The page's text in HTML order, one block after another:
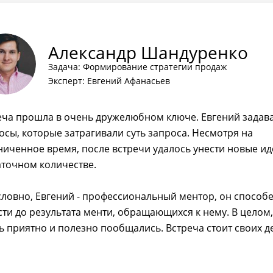
Александр Шандуренко
Задача: Формирование стратегии продаж
Эксперт: Евгений Афанасьев
прошла в очень дружелюбном ключе. Евгений
которые затрагивали суть запроса. Несмотря на
время, после встречи удалось унести новые
количестве.
Евгений - профессиональный ментор, он
до результата менти, обращающихся к нему. В целом,
приятно и полезно пообщались. Встреча стоит своих